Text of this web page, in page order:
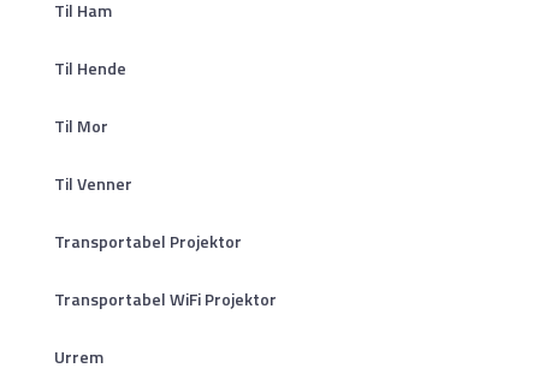
Til Ham
Til Hende
Til Mor
Til Venner
Transportabel Projektor
Transportabel WiFi Projektor
Urrem